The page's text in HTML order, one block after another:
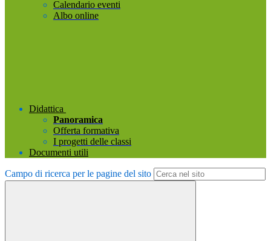
Calendario eventi
Albo online
Didattica
Panoramica
Offerta formativa
I progetti delle classi
Documenti utili
Campo di ricerca per le pagine del sito